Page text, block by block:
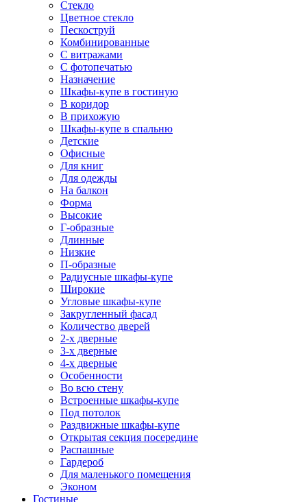
Стекло
Цветное стекло
Пескоструй
Комбинированные
С витражами
С фотопечатью
Назначение
Шкафы-купе в гостиную
В коридор
В прихожую
Шкафы-купе в спальню
Детские
Офисные
Для книг
Для одежды
На балкон
Форма
Высокие
Г-образные
Длинные
Низкие
П-образные
Радиусные шкафы-купе
Широкие
Угловые шкафы-купе
Закругленный фасад
Количество дверей
2-х дверные
3-х дверные
4-х дверные
Особенности
Во всю стену
Встроенные шкафы-купе
Под потолок
Раздвижные шкафы-купе
Открытая секция посередине
Распашные
Гардероб
Для маленького помещения
Эконом
Гостиные